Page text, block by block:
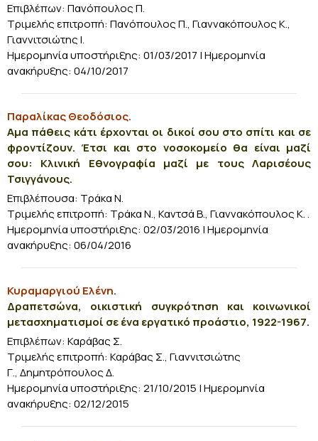
Επιβλέπων: Πανόπουλος Π.
Τριμελής επιτροπή: Πανόπουλος Π., Γιαννακόπουλος Κ.,
Γιαννιτσιώτης Ι.
Ημερομηνία υποστήριξης: 01/03/2017 | Ημερομηνία
ανακήρυξης: 04/10/2017
Παραλίκας Θεοδόσιος.
Αμα πάθεις κάτι έρχονται οι δικοί σου στο σπίτι και σε
φροντίζουν. Έτσι και στο νοσοκομείο θα είναι μαζί
σου: Κλινική Εθνογραφία μαζί με τους Λαρισέους
Τσιγγάνους.
Επιβλέπουσα: Τράκα Ν.
Τριμελής επιτροπή: Τράκα Ν., Καντσά Β., Γιαννακόπουλος Κ. .
Ημερομηνία υποστήριξης: 02/03/2016 | Ημερομηνία
ανακήρυξης: 06/04/2016
Κυραμαργιού Ελένη.
Δραπετσώνα, οικιστική συγκρότηση και κοινωνικοί
μετασχηματισμοί σε ένα εργατικό προάστιο, 1922-1967.
Επιβλέπων: Καράβας Σ.
Τριμελής επιτροπή: Καράβας Σ., Γιαννιτσιώτης
Γ., Δημητρόπουλος Δ.
Ημερομηνία υποστήριξης: 21/10/2015 | Ημερομηνία
ανακήρυξης: 02/12/2015